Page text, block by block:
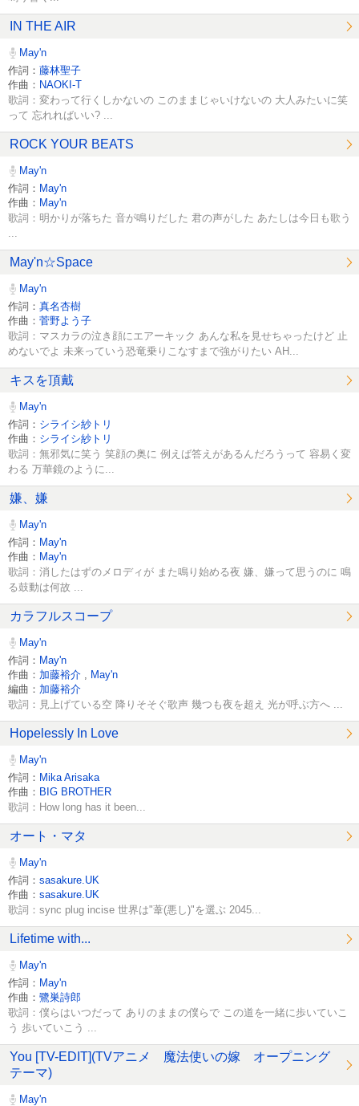
IN THE AIR
May'n
作詞： 藤林聖子
作曲： NAOKI-T
歌詞：変わって行くしかないの このままじゃいけないの 大人みたいに笑
って 忘れればいい? ...
ROCK YOUR BEATS
May'n
作詞： May'n
作曲： May'n
歌詞：明かりが落ちた 音が鳴りだした 君の声がした あたしは今日も歌う
May'n☆Space
May'n
作詞： 真名杏樹
作曲： 菅野よう子
歌詞：マスカラの泣き顔にエアーキック あんな私を見せちゃったけど 止
めないでよ 未来っていう恐竜乗りこなすまで強がりたい AH...
キスを頂戴
May'n
作詞： シライシ紗トリ
作曲： シライシ紗トリ
歌詞：無邪気に笑う 笑顔の奥に 例えば答えがあるんだろうって 容易く変
わる 万華鏡のように...
嫌、嫌
May'n
作詞： May'n
作曲： May'n
歌詞：消したはずのメロディが また鳴り始める夜 嫌、嫌って思うのに 鳴
る鼓動は何故 ...
カラフルスコープ
May'n
作詞： May'n
作曲： 加藤裕介
May'n
編曲： 加藤裕介
歌詞：見上げている空 降りそそぐ歌声 幾つも夜を超え 光が呼ぶ方へ ...
Hopelessly In Love
May'n
作詞： Mika Arisaka
作曲： BIG BROTHER
歌詞：How long has it been...
オート・マタ
May'n
作詞： sasakure.UK
作曲： sasakure.UK
歌詞：sync plug incise 世界は"葦(悪し)"を選ぶ 2045...
Lifetime with...
May'n
作詞： May'n
作曲： 鷺巣詩郎
歌詞：僕らはいつだって ありのままの僕らで この道を一緒に歩いていこ
う 歩いていこう ...
You [TV-EDIT](TVアニメ 魔法使いの嫁 オープニング
テーマ)
May'n